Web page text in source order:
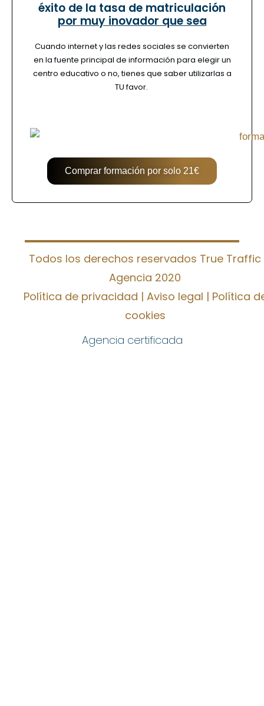
éxito de la tasa de matriculación
por muy inovador que sea
Cuando internet y las redes sociales se convierten
en la fuente principal de información para elegir un
centro educativo o no,tienes que saber utilizarlas a
TU favor.
Comprar formación por solo 21€
Todos los derechos reservados True Traffic
Agencia 2020
Política de privacidad | Aviso legal | Política
cookies
Agencia certificada